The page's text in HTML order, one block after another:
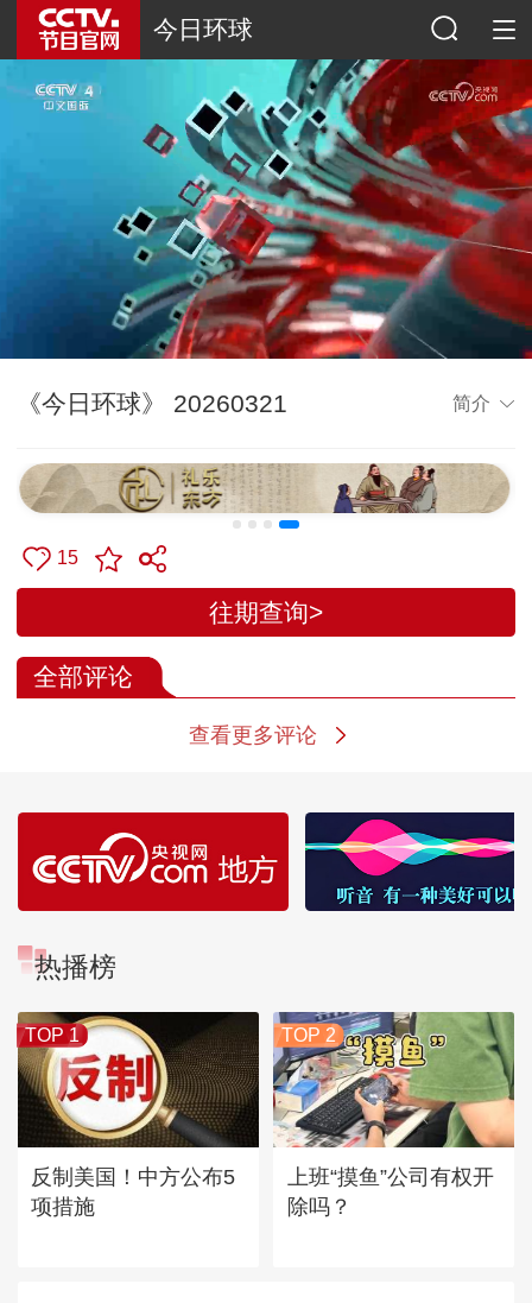
今日环球
《今日环球》 20260321 简介
15
往期查询>
全部评论
查看更多评论
热播榜
TOP 1
反制美国！中方公布5
项措施
TOP 2
上班“摸鱼”公司有权开
除吗？